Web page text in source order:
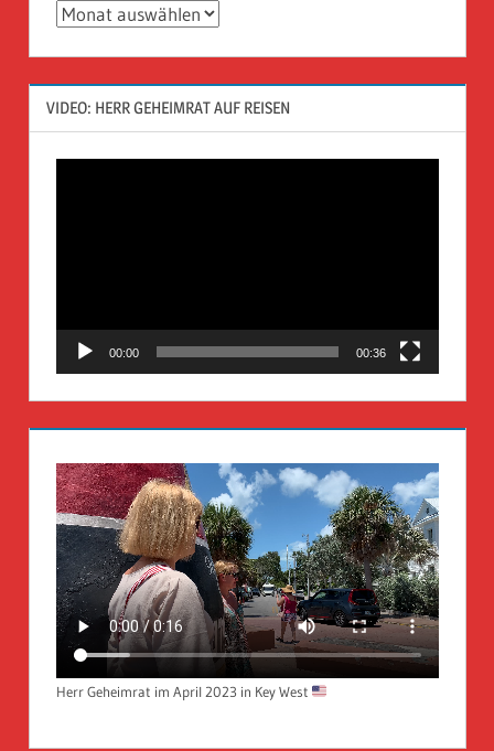
Archiv
VIDEO: HERR GEHEIMRAT AUF REISEN
00:00 00:36
Herr Geheimrat im April 2023 in Key West